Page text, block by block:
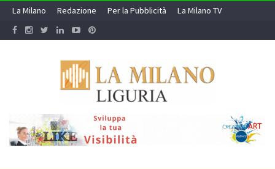
Skip
content
La Milano Redazione Per la Pubblicità La Milano TV